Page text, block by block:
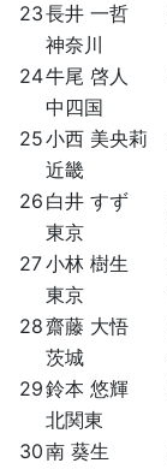
23長井 一哲
神奈川
24牛尾 啓人
中四国
25小西 美央莉
近畿
26 白井 すず
東京
27小林 樹生
東京
28齋藤 大悟
茨城
29鈴本 悠輝
北関東
30南 葵生